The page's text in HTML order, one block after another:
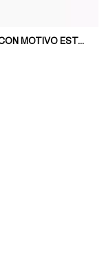
POLERA CON MOTIVO ESTAMPADO